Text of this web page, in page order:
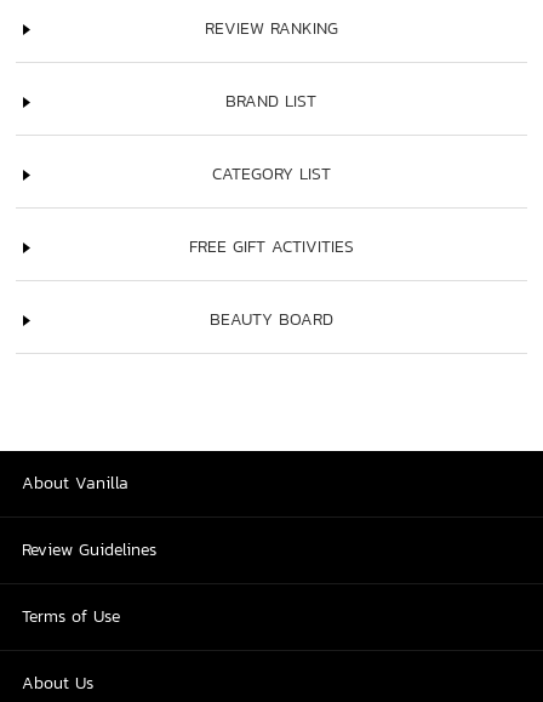
REVIEW RANKING
BRAND LIST
CATEGORY LIST
FREE GIFT ACTIVITIES
BEAUTY BOARD
About Vanilla
Review Guidelines
Terms of Use
About Us